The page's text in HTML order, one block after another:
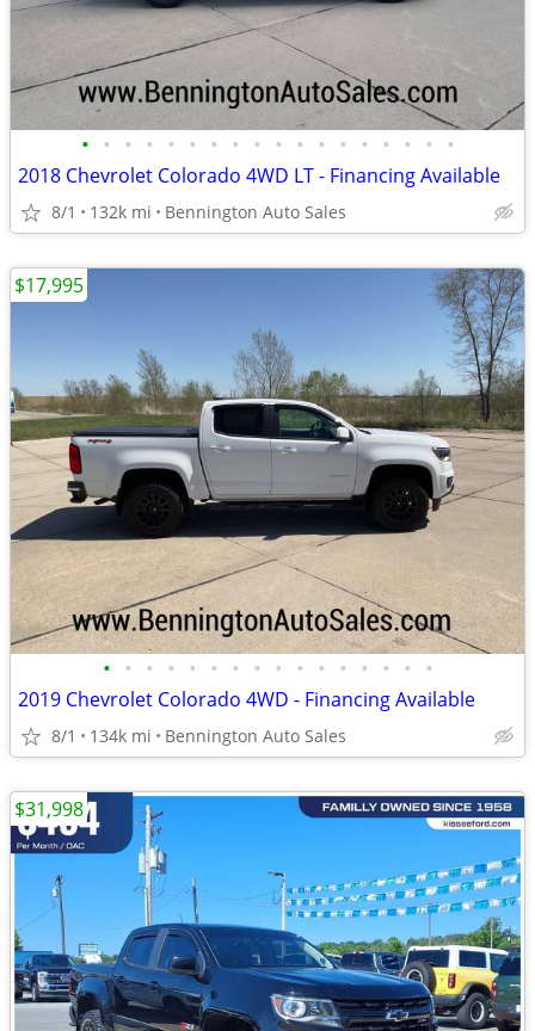
• • • • • • • • • • • • • • • • • •
2018 Chevrolet Colorado 4WD LT - Financing Available
8/1 132k mi Bennington Auto Sales
• • • • • • • • • • • • • • • •
2019 Chevrolet Colorado 4WD - Financing Available
8/1 134k mi Bennington Auto Sales
$17,995
$31,998